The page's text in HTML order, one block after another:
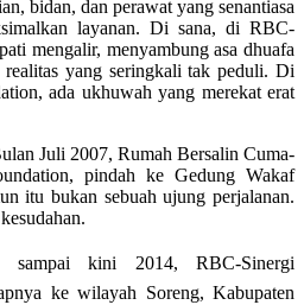
bidan, dan perawat yang senantiasa
layanan. Di sana, di RBC-
mengalir, menyambung asa dhuafa
realitas yang seringkali tak peduli. Di
ada ukhuwah yang merekat erat
Juli 2007, Rumah Bersalin Cuma-
pindah ke Gedung Wakaf
itu bukan sebuah ujung perjalanan.
sampai kini 2014, RBC-Sinergi
ke wilayah Soreng, Kabupaten